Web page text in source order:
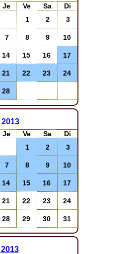
Je Ve Sa Di
1 2 3
7 8 9 10
14 15 16 17
21 22 23 24
28
2013
Je Ve Sa Di
1 2 3
7 8 9 10
14 15 16 17
21 22 23 24
28 29 30 31
2013